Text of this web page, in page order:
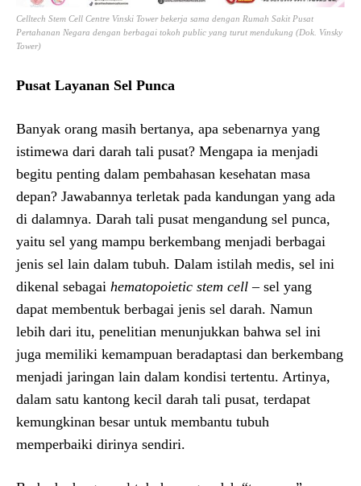
Celltech Stem Cell Centre Vinski Tower bekerja sama dengan Rumah Sakit Pusat
Pertahanan Negara dengan berbagai tokoh public yang turut mendukung (Dok. Vinsky
Tower)
Pusat Layanan Sel Punca
Banyak orang masih bertanya, apa sebenarnya yang
istimewa dari darah tali pusat? Mengapa ia menjadi
begitu penting dalam pembahasan kesehatan masa
depan? Jawabannya terletak pada kandungan yang ada
di dalamnya. Darah tali pusat mengandung sel punca,
yaitu sel yang mampu berkembang menjadi berbagai
jenis sel lain dalam tubuh. Dalam istilah medis, sel ini
dikenal sebagai hematopoietic stem cell – sel yang
dapat membentuk berbagai jenis sel darah. Namun
lebih dari itu, penelitian menunjukkan bahwa sel ini
juga memiliki kemampuan beradaptasi dan berkembang
menjadi jaringan lain dalam kondisi tertentu. Artinya,
dalam satu kantong kecil darah tali pusat, terdapat
kemungkinan besar untuk membantu tubuh
memperbaiki dirinya sendiri.